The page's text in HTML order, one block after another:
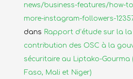
news/business-features/how-
more-instagram-followers-
dans Rapport d’étude sur la la
contribution des OSC à la
sécuritaire au Liptako-Gourma
Faso, Mali et Niger)